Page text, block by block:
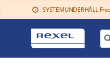
info SYSTEMUNDERHÅLL